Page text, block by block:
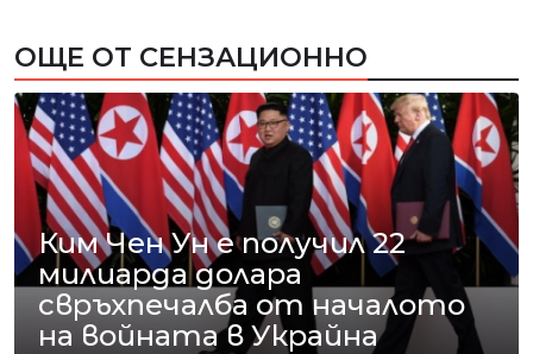
ОЩЕ ОТ СЕНЗАЦИОННО
Ким Чен Ун е получил 22
милиарда долара
свръхпечалба от началото
на войната в Украйна